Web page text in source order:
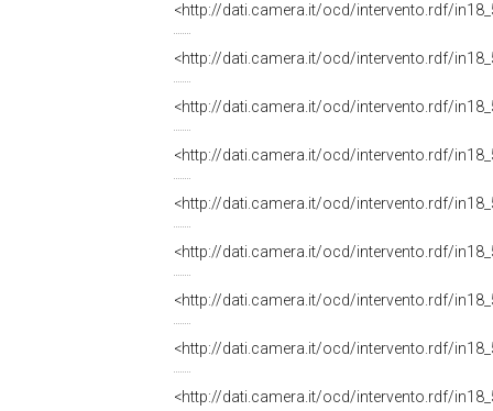
<http://dati.camera.it/ocd/intervento.rdf/
<http://dati.camera.it/ocd/intervento.rdf/
<http://dati.camera.it/ocd/intervento.rdf/
<http://dati.camera.it/ocd/intervento.rdf/
<http://dati.camera.it/ocd/intervento.rdf/
<http://dati.camera.it/ocd/intervento.rdf/
<http://dati.camera.it/ocd/intervento.rdf/
<http://dati.camera.it/ocd/intervento.rdf/
<http://dati.camera.it/ocd/intervento.rdf/